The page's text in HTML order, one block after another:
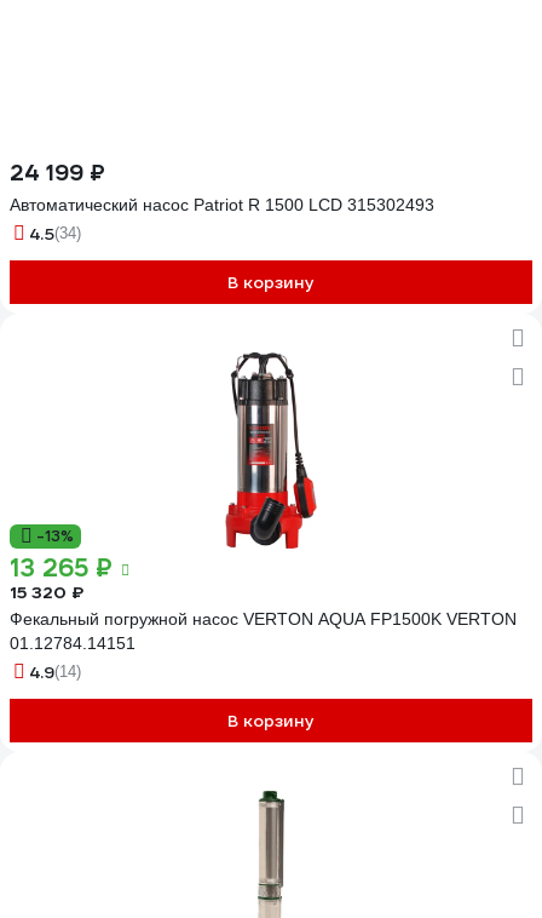
24 199 ₽
Автоматический насос Patriot R 1500 LCD 315302493
4.5(34)
В корзину
-13%
13 265 ₽
15 320 ₽
Фекальный погружной насос VERTON AQUA FP1500K VERTON
01.12784.14151
4.9(14)
В корзину